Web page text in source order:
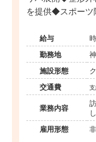
を提供◆スポーツ
給与
勤務地
施設形態
交通費 支
業務内容
雇用形態